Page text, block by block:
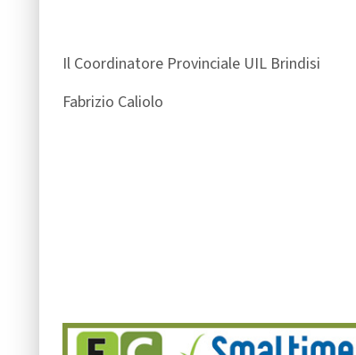
Il Coordinatore Provinciale UIL Brindisi
Fabrizio Caliolo